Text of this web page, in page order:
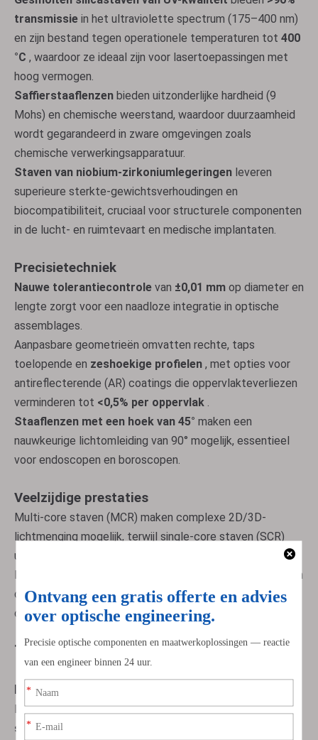
transmissie in het ultraviolette spectrum (175–400 nm)
en zijn bestand tegen operationele temperaturen tot 400
°C , waardoor ze ideaal zijn voor lasertoepassingen met
hoog vermogen.
Saffierstaaflenzen bieden uitzonderlijke hardheid (9
Mohs) en chemische weerstand, waardoor duurzaamheid
wordt gegarandeerd in zware omgevingen zoals
chemische verwerkingsapparatuur.
Staven van niobium-zirkoniumlegeringen leveren
superieure sterkte-gewichtsverhoudingen en
biocompatibiliteit, cruciaal voor structurele componenten
in de lucht- en ruimtevaart en medische implantaten.
Precisietechniek
Nauwe tolerantiecontrole van ±0,01 mm op diameter en
lengte zorgt voor een naadloze integratie in optische
assemblages.
Aanpasbare geometrieën omvatten rechte, taps
toelopende en zeshoekige profielen , met opties voor
antireflecterende (AR) coatings die oppervlakteverliezen
verminderen tot <0,5% per oppervlak .
Staaflenzen met een hoek van 45° maken een
nauwkeurige lichtomleiding van 90° mogelijk, essentieel
voor endoscopen en boroscopen.
Veelzijdige prestaties
Multi-core staven (MCR) maken complexe 2D/3D-
lichtmenging mogelijk, terwijl single-core staven (SCR)
uitblinken in bulklichttransmissie.
Biocompatibele en autoclaveerbare varianten voldoen aan
de normen voor medische hulpmiddelen (ISO 13485) en
ondersteunen herhaalde sterilisatie.
Toepassingen
Medische technologie
Endoscopische beeldvormingssystemen gebruiken
staaflenzen van 45°